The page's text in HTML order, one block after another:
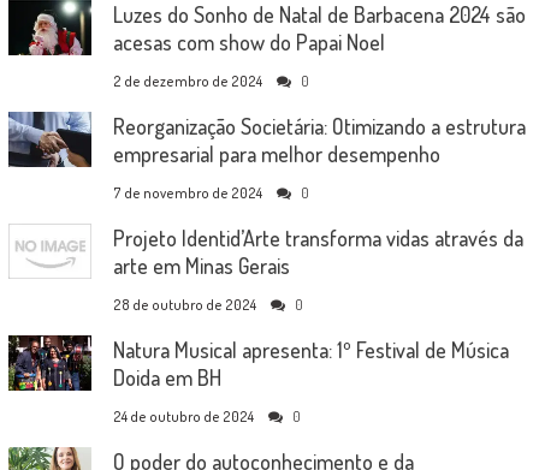
Luzes do Sonho de Natal de Barbacena 2024 são
acesas com show do Papai Noel
2 de dezembro de 2024 0
Reorganização Societária: Otimizando a estrutura
empresarial para melhor desempenho
7 de novembro de 2024 0
Projeto Identid’Arte transforma vidas através da
arte em Minas Gerais
28 de outubro de 2024 0
Natura Musical apresenta: 1º Festival de Música
Doida em BH
24 de outubro de 2024 0
O poder do autoconhecimento e da